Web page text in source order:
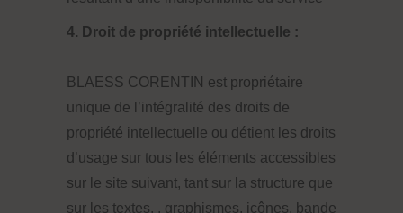
4. Droit de propriété intellectuelle :
BLAESS CORENTIN est propriétaire
unique de l’intégralité des droits de
propriété intellectuelle ou détient les droits
d’usage sur tous les éléments accessibles
sur le site suivant, tant sur la structure que
sur les textes, , graphismes, icônes, bande